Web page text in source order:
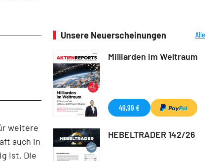
weitere
auch in
ist. Die
Unsere Neuerscheinungen
Alle
Milliarden im Weltraum
49,99 €
HEBELTRADER 142/26